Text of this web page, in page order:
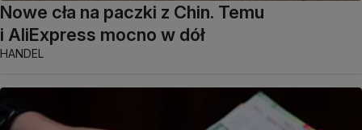
Nowe cła na paczki z Chin. Temu
i AliExpress mocno w dół
HANDEL